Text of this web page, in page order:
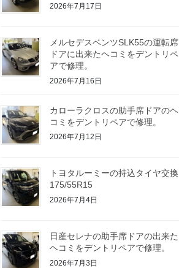
2026年7月17日
メルセデスベンツSLK55の運転席
ドアに出来たヘコミをデントリペ
アで修理。
2026年7月16日
カローラクロスの助手席ドアのヘ
コミをデントリペアで修理。
2026年7月12日
トヨタルーミーの持込タイヤ交換
175/55R15
2026年7月4日
日産セレナの助手席ドアの出来た
ヘコミをデントリペアで修理。
2026年7月3日